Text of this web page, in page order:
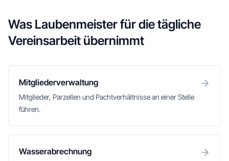
Was Laubenmeister für die tägliche
Vereinsarbeit übernimmt
Mitgliederverwaltung
Mitglieder, Parzellen und Pachtverhältnisse an einer Stelle
führen.
Wasserabrechnung